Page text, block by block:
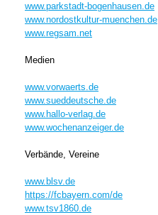
www.parkstadt-bogenhausen.de
www.nordostkultur-muenchen.de
www.regsam.net
Medien
www.vorwaerts.de
www.sueddeutsche.de
www.hallo-verlag.de
www.wochenanzeiger.de
Verbände, Vereine
www.blsv.de
https://fcbayern.com/de
www.tsv1860.de